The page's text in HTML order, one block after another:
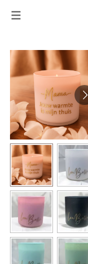
Ga
de
hoofdinhoud